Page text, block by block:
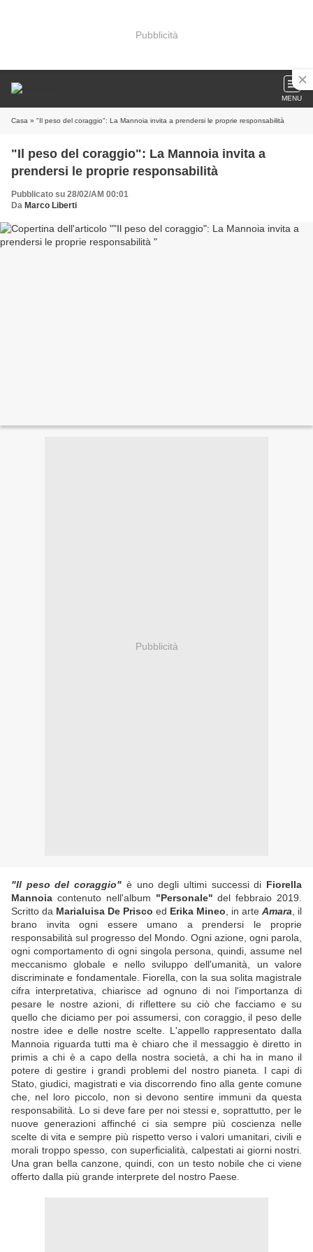
Pubblicità
MENU
Casa » "Il peso del coraggio": La Mannoia invita a prendersi le proprie responsabilità
"Il peso del coraggio": La Mannoia invita a
prendersi le proprie responsabilità
Pubblicato su 28/02/AM 00:01
Da Marco Liberti
Pubblicità
"Il peso del coraggio" è uno degli ultimi successi di Fiorella
Mannoia contenuto nell'album "Personale" del febbraio 2019.
Scritto da Marialuisa De Prisco ed Erika Mineo , in arte Amara , il
brano invita ogni essere umano a prendersi le proprie
responsabilità sul progresso del Mondo. Ogni azione, ogni parola,
ogni comportamento di ogni singola persona, quindi, assume nel
meccanismo globale e nello sviluppo dell'umanità, un valore
discriminate e fondamentale. Fiorella, con la sua solita magistrale
cifra interpretativa, chiarisce ad ognuno di noi l'importanza di
pesare le nostre azioni, di riflettere su ciò che facciamo e su
quello che diciamo per poi assumersi, con coraggio, il peso delle
nostre idee e delle nostre scelte. L'appello rappresentato dalla
Mannoia riguarda tutti ma è chiaro che il messaggio è diretto in
primis a chi è a capo della nostra società, a chi ha in mano il
potere di gestire i grandi problemi del nostro pianeta. I capi di
Stato, giudici, magistrati e via discorrendo fino alla gente comune
che, nel loro piccolo, non si devono sentire immuni da questa
responsabilità. Lo si deve fare per noi stessi e, soprattutto, per le
nuove generazioni affinché ci sia sempre più coscienza nelle
scelte di vita e sempre più rispetto verso i valori umanitari, civili e
morali troppo spesso, con superficialità, calpestati ai giorni nostri.
Una gran bella canzone, quindi, con un testo nobile che ci viene
offerto dalla più grande interprete del nostro Paese.